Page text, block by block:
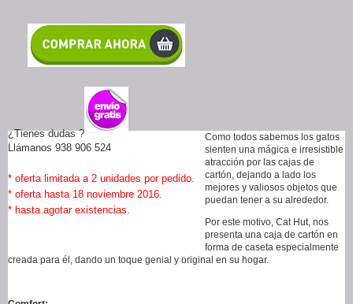
¿Tienes dudas ?
Llámanos 938 906 524
* oferta limitada a 2 unidades por pedido.
* oferta hasta 18 noviembre 2016.
* hasta agotar existencias.
Como todos sabemos los gatos
sienten una mágica e irresistible
atracción por las cajas de
cartón, dejando a lado los
mejores y valiosos objetos que
puedan tener a su alrededor.
Por este motivo, Cat Hut, nos
presenta una caja de cartón en
forma de caseta especialmente
creada para él, dando un toque genial y original en su hogar.